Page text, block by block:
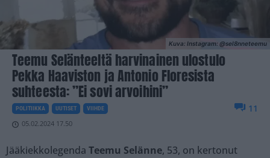
Kuva: Instagram: @sel8nneteemu
Teemu Selänteeltä harvinainen ulostulo
Pekka Haaviston ja Antonio Floresista
suhteesta: ”Ei sovi arvoihini”
POLITIIKKA UUTISET VIIHDE
05.02.2024 17.50
11
Jääkiekkolegenda Teemu Selänne, 53, on kertonut